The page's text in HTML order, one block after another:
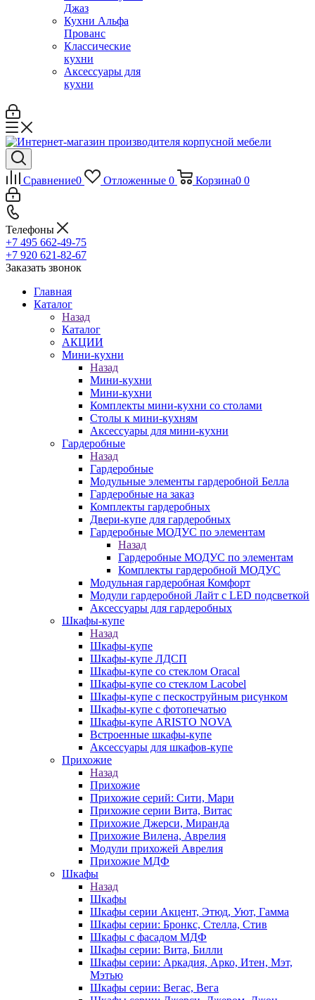
Джаз
Кухни Альфа
Прованс
Классические
кухни
Аксессуары для
кухни
Сравнение0 Отложенные 0 Корзина0 0
Телефоны
+7 495 662-49-75
+7 920 621-82-67
Заказать звонок
Главная
Каталог
Назад
Каталог
АКЦИИ
Мини-кухни
Назад
Мини-кухни
Мини-кухни
Комплекты мини-кухни со столами
Столы к мини-кухням
Аксессуары для мини-кухни
Гардеробные
Назад
Гардеробные
Модульные элементы гардеробной Белла
Гардеробные на заказ
Комплекты гардеробных
Двери-купе для гардеробных
Гардеробные МОДУС по элементам
Назад
Гардеробные МОДУС по элементам
Комплекты гардеробной МОДУС
Модульная гардеробная Комфорт
Модули гардеробной Лайт с LED подсветкой
Аксессуары для гардеробных
Шкафы-купе
Назад
Шкафы-купе
Шкафы-купе ЛДСП
Шкафы-купе со стеклом Oracal
Шкафы-купе со стеклом Lacobel
Шкафы-купе с пескоструйным рисунком
Шкафы-купе с фотопечатью
Шкафы-купе ARISTO NOVA
Встроенные шкафы-купе
Аксессуары для шкафов-купе
Прихожие
Назад
Прихожие
Прихожие серий: Сити, Мари
Прихожие серии Вита, Витас
Прихожие Джерси, Миранда
Прихожие Вилена, Аврелия
Модули прихожей Аврелия
Прихожие МДФ
Шкафы
Назад
Шкафы
Шкафы серии Акцент, Этюд, Уют, Гамма
Шкафы серии: Бронкс, Стелла, Стив
Шкафы с фасадом МДФ
Шкафы серии: Вита, Билли
Шкафы серии: Аркадия, Арко, Итен, Мэт,
Мэтью
Шкафы серии: Вегас, Вега